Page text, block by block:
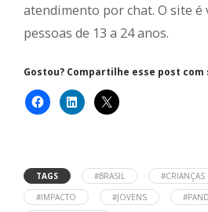
atendimento por chat. O site é
pessoas de 13 a 24 anos.
Gostou? Compartilhe esse post com
TAGS #BRASIL #CRIANÇAS
#IMPACTO
#JOVENS